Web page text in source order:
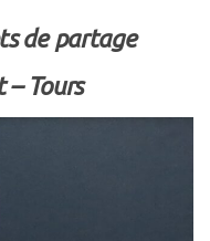
de partage
– Tours